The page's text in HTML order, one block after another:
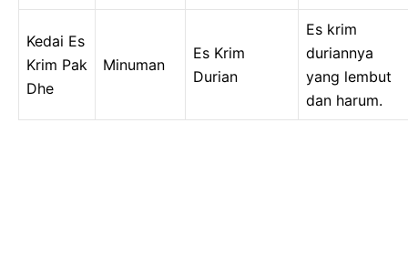
Kedai Es
Krim Pak
Dhe
Minuman
Es Krim
Durian
Es krim
duriannya
yang lembut
dan harum.